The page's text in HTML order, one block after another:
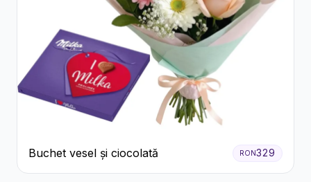
Buchet vesel și ciocolată RON329